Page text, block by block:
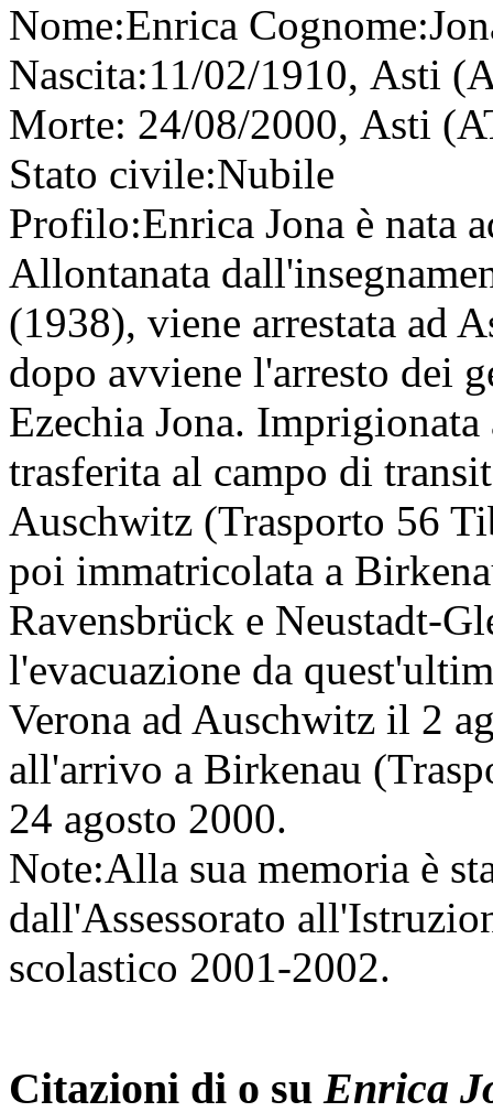
Nome:Enrica Cognome:
Nascita:11/02/1910, Asti
Morte: 24/08/2000, Asti
Stato civile:Nubile
Profilo:Enrica Jona è nata
Allontanata
(1938), viene arrestata ad
dopo avviene l'arresto dei
Ezechia Jona.
trasferita al campo di
Auschwitz (Trasporto 56
poi immatricolata a
Ravensbrück e Neustadt-
l'evacuazione da
Verona ad Auschwitz il 2
all'arrivo a Birkenau
24 agosto 2000.
Note:Alla sua memoria è
dall'Assessorato
scolastico 2001-2002.
Citazioni di o su Enrica